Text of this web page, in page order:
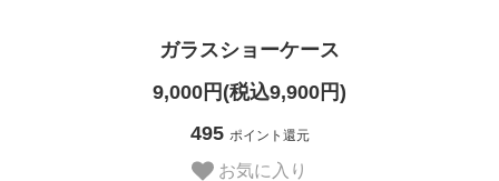
ガラスショーケース
9,000円(税込9,900円)
495 ポイント還元
お気に入り